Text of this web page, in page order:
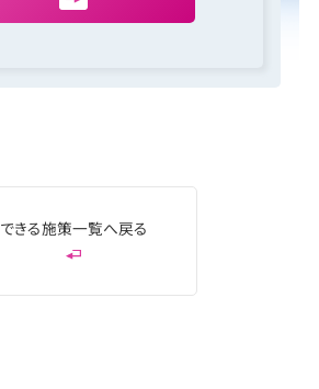
できる施策一覧へ戻る